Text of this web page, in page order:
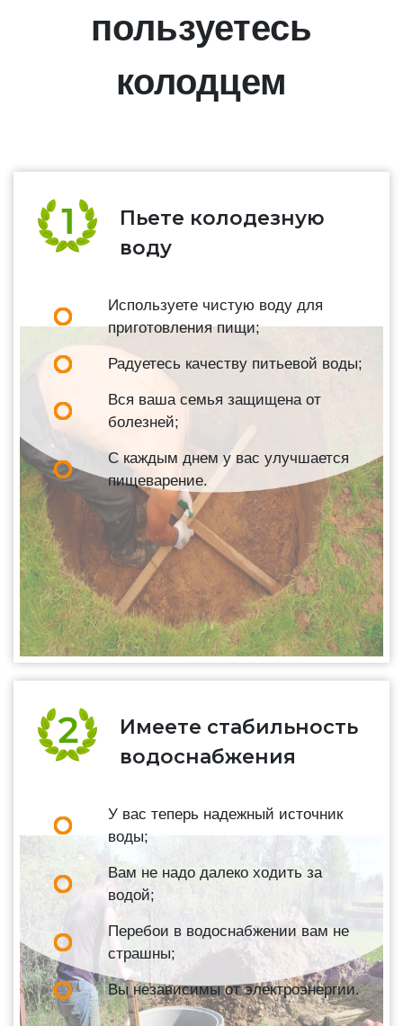
пользуетесь
колодцем
Пьете колодезную
воду
Используете чистую воду для
приготовления пищи;
Радуетесь качеству питьевой воды;
Вся ваша семья защищена от
болезней;
С каждым днем у вас улучшается
пищеварение.
Имеете стабильность
водоснабжения
У вас теперь надежный источник
воды;
Вам не надо далеко ходить за
водой;
Перебои в водоснабжении вам не
страшны;
Вы независимы от электроэнергии.